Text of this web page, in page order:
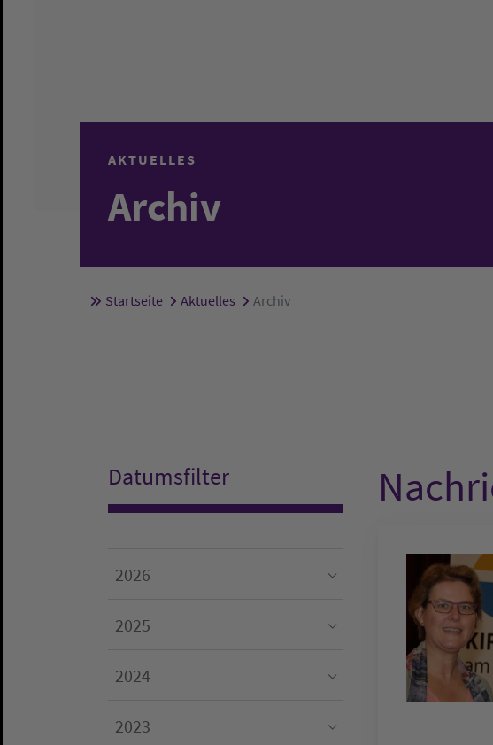
AKTUELLES
Archiv
Sie sind hier:
Startseite Aktuelles Archiv
Datumsfilter
2026
2025
2024
2023